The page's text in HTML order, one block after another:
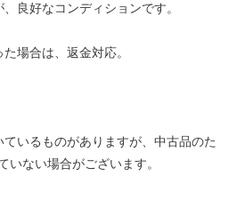
良好なコンディションです。
場合は、返金対応。
いるものがありますが、中古品のた
いない場合がございます。